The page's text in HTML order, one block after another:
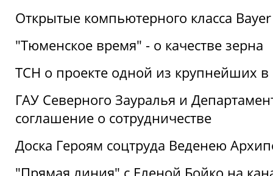
Открытые компьютерного класса Bayer
"Тюменское время" - о качестве зерна
ТСН о проекте одной из крупнейших
ГАУ Северного Зауралья и
соглашение о сотрудничестве
Доска Героям соцтруда Веденею
"Прямая линия" с Еленой Бойко на